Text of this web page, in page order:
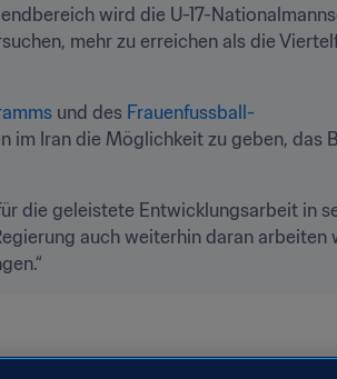
wird die U-17-
mehr zu erreichen als die
und des Frauenfussball-
im Iran die Möglichkeit zu geben, das
die geleistete Entwicklungsarbeit in
auch weiterhin daran arbeiten